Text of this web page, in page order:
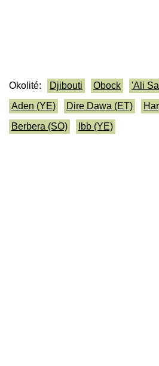
Okolité: Djibouti Obock 'Ali
Aden (YE)
Dire Dawa (ET)
Berbera (SO)
Ibb (YE)